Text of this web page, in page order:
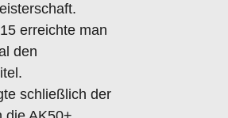
erreichte man
den
schließlich der